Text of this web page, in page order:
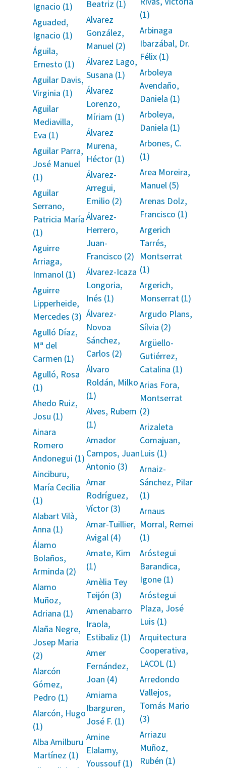
Ignacio (1)
Aguaded,
Ignacio (1)
Águila,
Ernesto (1)
Aguilar Davis,
Virginia (1)
Aguilar
Mediavilla,
Eva (1)
Aguilar Parra,
José Manuel
(1)
Aguilar
Serrano,
Patricia María
(1)
Aguirre
Arriaga,
Inmanol (1)
Aguirre
Lipperheide,
Mercedes (3)
Agulló Díaz,
Mª del
Carmen (1)
Agulló, Rosa
(1)
Ahedo Ruiz,
Josu (1)
Ainara
Romero
Andonegui (1)
Ainciburu,
María Cecilia
(1)
Alabart Vilà,
Anna (1)
Álamo
Bolaños,
Arminda (2)
Alamo
Muñoz,
Adriana (1)
Alaña Negre,
Josep Maria
(2)
Alarcón
Gómez,
Pedro (1)
Alarcón, Hugo
(1)
Alba Amilburu
Martínez (1)
Beatriz (1)
Alvarez
González,
Manuel (2)
Álvarez Lago,
Susana (1)
Álvarez
Lorenzo,
Míriam (1)
Álvarez
Murena,
Héctor (1)
Álvarez-
Arregui,
Emilio (2)
Álvarez-
Herrero,
Juan-
Francisco (2)
Álvarez-Icaza
Longoria,
Inés (1)
Álvarez-
Novoa
Sánchez,
Carlos (2)
Álvaro
Roldán, Milko
(1)
Alves, Rubem
(1)
Amador
Campos, Juan
Antonio (3)
Amar
Rodríguez,
Víctor (3)
Amar-Tuillier,
Avigal (4)
Amate, Kim
(1)
Amèlia Tey
Teijón (3)
Amenabarro
Iraola,
Estibaliz (1)
Amer
Fernández,
Joan (4)
Amiama
Ibarguren,
José F. (1)
Amine
Elalamy,
Youssouf (1)
(1)
Arbinaga
Ibarzábal, Dr.
Félix (1)
Arboleya
Avendaño,
Daniela (1)
Arboleya,
Daniela (1)
Arbones, C.
(1)
Area Moreira,
Manuel (5)
Arenas Dolz,
Francisco (1)
Argerich
Tarrés,
Montserrat
(1)
Argerich,
Monserrat (1)
Argudo Plans,
Sílvia (2)
Argüello-
Gutiérrez,
Catalina (1)
Arias Fora,
Montserrat
(2)
Arizaleta
Comajuan,
Luis (1)
Arnaiz-
Sánchez, Pilar
(1)
Arnaus
Morral, Remei
(1)
Aróstegui
Barandica,
Igone (1)
Aróstegui
Plaza, José
Luis (1)
Arquitectura
Cooperativa,
LACOL (1)
Arredondo
Vallejos,
Tomás Mario
(3)
Arriazu
Muñoz,
Rubén (1)